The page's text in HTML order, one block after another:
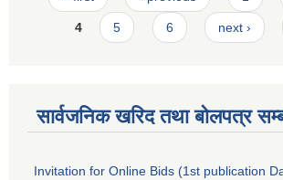
4 5 6 next ›
सार्वजनिक खरिद तथा बोलपत्र
Invitation for Online Bids (1st publication